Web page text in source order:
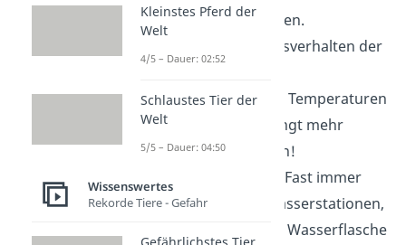
Anzahl der Personen.
und Essensverhalten der
Wetter : Bei heißen Temperaturen
solltest du unbedingt mehr
Wasser mitnehmen!
: Fast immer
haben Festivals Wasserstationen,
an denen du deine Wasserflasche
Kleinstes Pferd der
Welt
4/5 – Dauer: 02:52
Schlaustes Tier der
Welt
5/5 – Dauer: 04:50
Wissenswertes
Rekorde Tiere - Gefahr
Gefährlichstes Tier